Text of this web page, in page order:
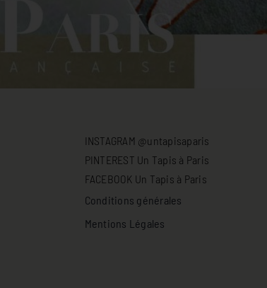
INSTAGRAM @untapisaparis
PINTEREST Un Tapis à Paris
FACEBOOK Un Tapis à Paris
Conditions générales
Mentions Légales